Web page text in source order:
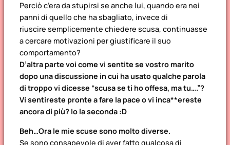
Perciò c’era da stupirsi se anche lui, quando era nei
panni di quello che ha sbagliato, invece di
riuscire semplicemente chiedere scusa, continuasse
a cercare motivazioni per giustificare il suo
comportamento?
D’altra parte voi come vi sentite se vostro marito
dopo una discussione in cui ha usato qualche parola
di troppo vi dicesse “scusa se ti ho offesa, ma tu….”?
Vi sentireste pronte a fare la pace o vi inca**ereste
ancora di più? Io la seconda :D
Beh…Ora le mie scuse sono molto diverse.
Se sono consapevole di aver fatto qualcosa di